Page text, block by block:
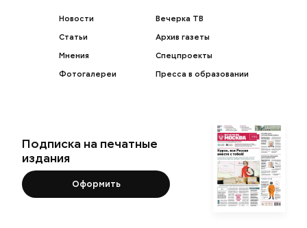
Новости
Статьи
Мнения
Фотогалереи
Вечерка ТВ
Архив газеты
Спецпроекты
Пресса в образовании
Подписка на печатные
издания
Оформить